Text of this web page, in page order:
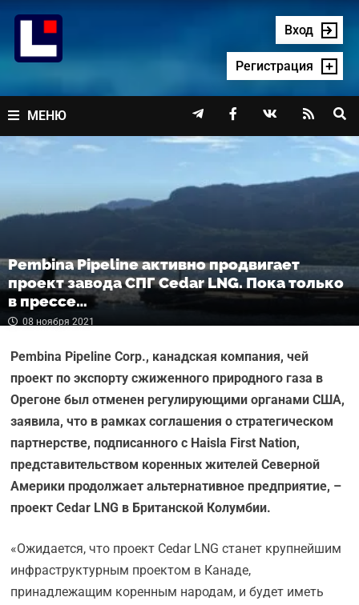
содержимому
Вход
Регистрация
МЕНЮ    
Pembina Pipeline активно продвигает
проект завода СПГ Cedar LNG. Пока только
в прессе…
08 ноября 2021
Pembina Pipeline Corp., канадская компания, чей
проект по экспорту сжиженного природного газа в
Орегоне был отменен регулирующими органами США,
заявила, что в рамках соглашения о стратегическом
партнерстве, подписанного с Haisla First Nation,
представительством коренных жителей Северной
Америки продолжает альтернативное предприятие, –
проект Cedar LNG в Британской Колумбии.
«Ожидается, что проект Cedar LNG станет крупнейшим
инфраструктурным проектом в Канаде,
принадлежащим коренным народам, и будет иметь